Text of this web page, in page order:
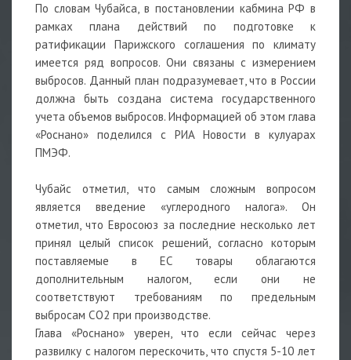
По словам Чубайса, в постановлении кабмина РФ в
рамках плана действий по подготовке к
ратификации Парижского соглашения по климату
имеется ряд вопросов. Они связаны с измерением
выбросов. Данный план подразумевает, что в России
должна быть создана система государственного
учета объемов выбросов. Информацией об этом глава
«Роснано» поделился с РИА Новости в кулуарах
ПМЭФ.
Чубайс отметил, что самым сложным вопросом
является введение «углеродного налога». Он
отметил, что Евросоюз за последние несколько лет
принял целый список решений, согласно которым
поставляемые в ЕС товары облагаются
дополнительным налогом, если они не
соответствуют требованиям по предельным
выбросам СО2 при производстве.
Глава «Роснано» уверен, что если сейчас через
развилку с налогом перескочить, что спустя 5-10 лет